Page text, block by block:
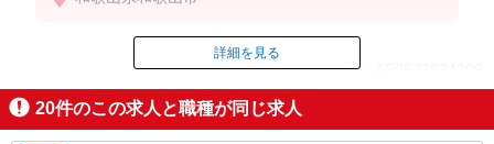
ID：AE0527634309
掲載期間終了
詳細を見る
20件のこの求人と職種が同じ求人